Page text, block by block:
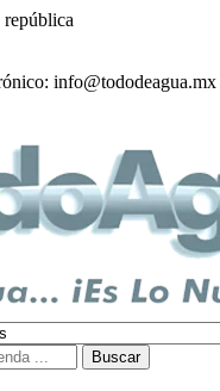
info@tododeagua.mx
Buscar